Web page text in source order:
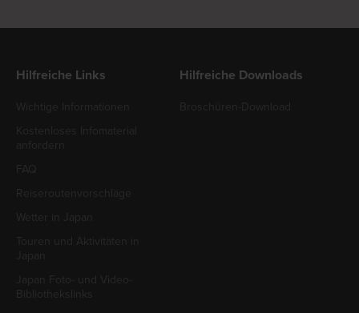
Hilfreiche Links Hilfreiche Downloads